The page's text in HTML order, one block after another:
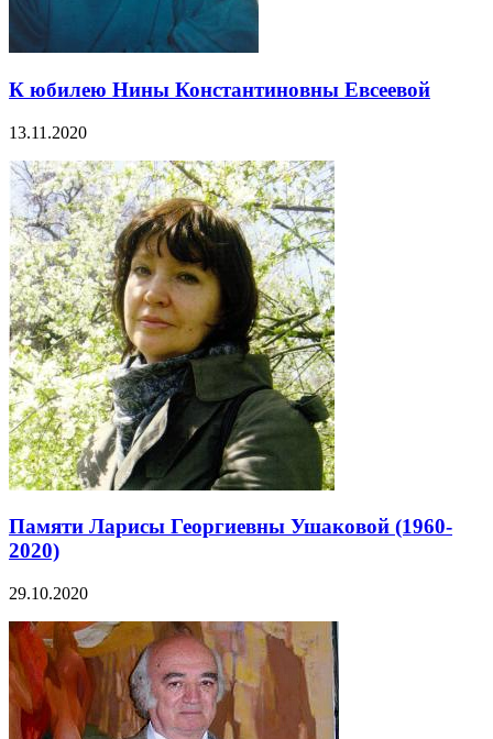
К юбилею Нины Константиновны Евсеевой
13.11.2020
Памяти Ларисы Георгиевны Ушаковой (1960-
2020)
29.10.2020